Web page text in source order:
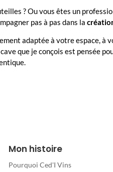
? Ou vous êtes un
pas à pas dans la
adaptée à votre espace, à
que je conçois est pensée
Mon histoire
Pourquoi Ced'I Vins